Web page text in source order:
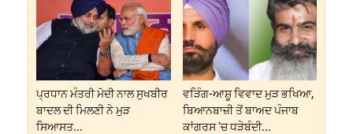
ਪ੍ਰਧਾਨ ਮੰਤਰੀ ਮੋਦੀ ਨਾਲ ਸੁਖਬੀਰ
ਬਾਦਲ ਦੀ ਮਿਲਣੀ ਨੇ ਮੁੜ
ਸਿਆਸਤ...
ਵੜਿੰਗ-ਆਸ਼ੂ ਵਿਵਾਦ ਮੁੜ ਭਖਿਆ,
ਬਿਆਨਬਾਜ਼ੀ ਤੋਂ ਬਾਅਦ ਪੰਜਾਬ
ਕਾਂਗਰਸ ’ਚ ਧੜੇਬੰਦੀ...